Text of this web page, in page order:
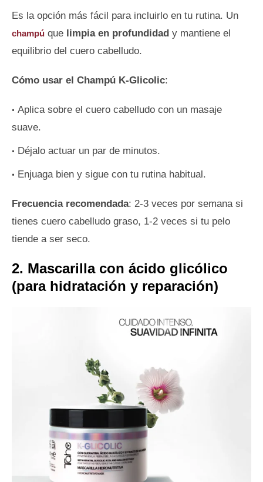
Es la opción más fácil para incluirlo en tu rutina. Un
champú que limpia en profundidad y mantiene el
equilibrio del cuero cabelludo.
Cómo usar el Champú K-Glicolic:
Aplica sobre el cuero cabelludo con un masaje
suave.
Déjalo actuar un par de minutos.
Enjuaga bien y sigue con tu rutina habitual.
Frecuencia recomendada: 2-3 veces por semana si
tienes cuero cabelludo graso, 1-2 veces si tu pelo
tiende a ser seco.
2. Mascarilla con ácido glicólico
(para hidratación y reparación)